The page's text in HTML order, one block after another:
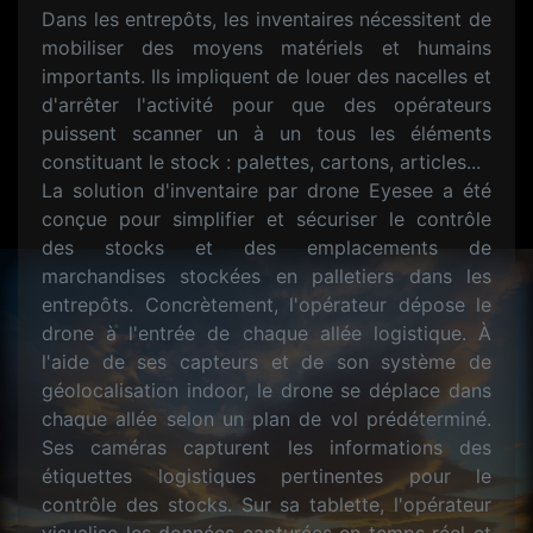
Dans les entrepôts, les inventaires nécessitent de
mobiliser des moyens matériels et humains
importants. Ils impliquent de louer des nacelles et
d'arrêter l'activité pour que des opérateurs
puissent scanner un à un tous les éléments
constituant le stock : palettes, cartons, articles...
La solution d'inventaire par drone Eyesee a été
conçue pour simplifier et sécuriser le contrôle
des stocks et des emplacements de
marchandises stockées en palletiers dans les
entrepôts. Concrètement, l'opérateur dépose le
drone à l'entrée de chaque allée logistique. À
l'aide de ses capteurs et de son système de
géolocalisation indoor, le drone se déplace dans
chaque allée selon un plan de vol prédéterminé.
Ses caméras capturent les informations des
étiquettes logistiques pertinentes pour le
contrôle des stocks. Sur sa tablette, l'opérateur